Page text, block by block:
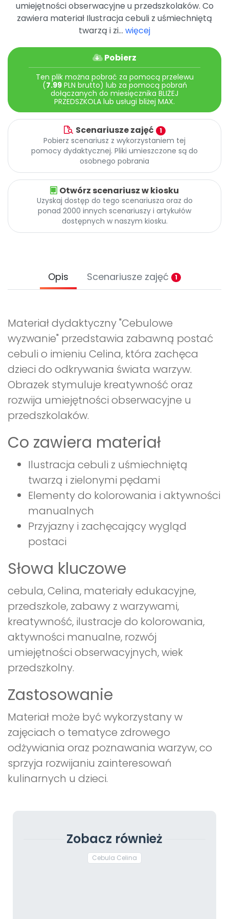
Archiwalne numery
Promocje
umiejętności obserwacyjne u przedszkolaków. Co
zawiera materiał Ilustracja cebuli z uśmiechniętą
twarzą i zi... więcej
Pobierz
Ten plik można pobrać za pomocą przelewu
(7.99PLN brutto) lub za pomocą pobrań
dołączanych do miesięcznika BLIŻEJ
PRZEDSZKOLA lub usługi bliżej MAX.
Scenariusze zajęć 1
Pobierz scenariusz z wykorzystaniem tej
pomocy dydaktycznej. Pliki umieszczone są do
osobnego pobrania
Otwórz scenariusz w kiosku
Uzyskaj dostęp do tego scenariusza oraz do
ponad 2000 innych scenariuszy i artykułów
dostępnych w naszym kiosku.
Opis Scenariusze zajęć 1
Materiał dydaktyczny "Cebulowe
wyzwanie" przedstawia zabawną postać
cebuli o imieniu Celina, która zachęca
dzieci do odkrywania świata warzyw.
Obrazek stymuluje kreatywność oraz
rozwija umiejętności obserwacyjne u
przedszkolaków.
Co zawiera materiał
Ilustracja cebuli z uśmiechniętą
twarzą i zielonymi pędami
Elementy do kolorowania i aktywności
manualnych
Przyjazny i zachęcający wygląd
postaci
Słowa kluczowe
cebula, Celina, materiały edukacyjne,
przedszkole, zabawy z warzywami,
kreatywność, ilustracje do kolorowania,
aktywności manualne, rozwój
umiejętności obserwacyjnych, wiek
przedszkolny.
Zastosowanie
Materiał może być wykorzystany w
zajęciach o tematyce zdrowego
odżywiania oraz poznawania warzyw, co
sprzyja rozwijaniu zainteresowań
kulinarnych u dzieci.
Zobacz również
Cebula Celina